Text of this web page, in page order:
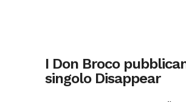
I Don Broco
singolo Disappear